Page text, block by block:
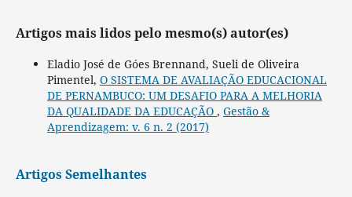
Artigos mais lidos pelo mesmo(s) autor(es)
Eladio José de Góes Brennand, Sueli de Oliveira
Pimentel, O SISTEMA DE AVALIAÇÃO EDUCACIONAL
DE PERNAMBUCO: UM DESAFIO PARA A MELHORIA
DA QUALIDADE DA EDUCAÇÃO , Gestão &
Aprendizagem: v. 6 n. 2 (2017)
Artigos Semelhantes